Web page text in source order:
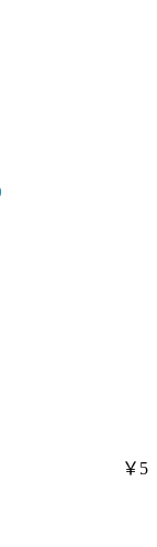
￥5